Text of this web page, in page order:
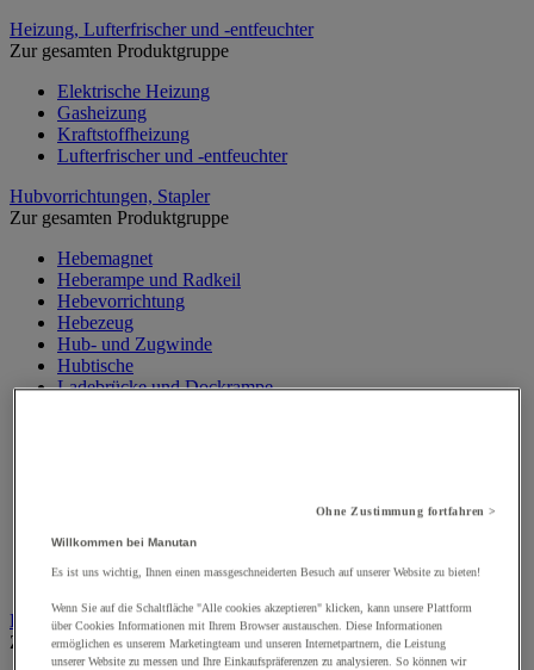
Heizung, Lufterfrischer und -entfeuchter
Zur gesamten Produktgruppe
Elektrische Heizung
Gasheizung
Kraftstoffheizung
Lufterfrischer und -entfeuchter
Hubvorrichtungen, Stapler
Zur gesamten Produktgruppe
Hebemagnet
Heberampe und Radkeil
Hebevorrichtung
Hebezeug
Hub- und Zugwinde
Hubtische
Ladebrücke und Dockrampe
Traverse
Zylinder
Hubwagen
Zur gesamten Produktgruppe
Ohne Zustimmung fortfahren >
Willkommen bei Manutan
Es ist uns wichtig, Ihnen einen massgeschneiderten Besuch auf unserer Website zu bieten!
Wenn Sie auf die Schaltfläche "Alle cookies akzeptieren" klicken, kann unsere Plattform
über Cookies Informationen mit Ihrem Browser austauschen. Diese Informationen
ermöglichen es unserem Marketingteam und unseren Internetpartnern, die Leistung
unserer Website zu messen und Ihre Einkaufspräferenzen zu analysieren. So können wir